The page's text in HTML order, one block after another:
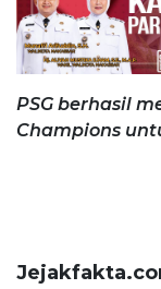
PSG berhasil
Champions